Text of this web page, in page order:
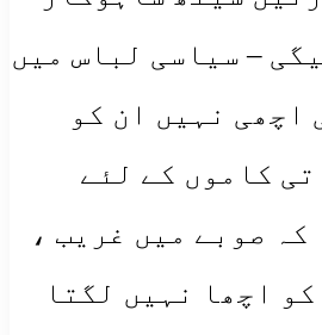
– سیاسی لباس میں
اچھی نہیں ان کو
کاموں کے لئے
صوبے میں غریب ،
اچھا نہیں لگتا